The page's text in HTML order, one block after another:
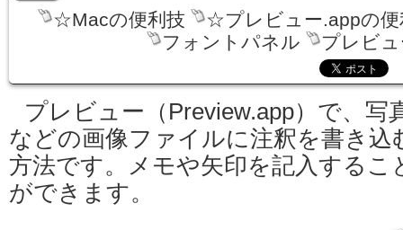
☆Macの便利技
☆プレビュー.appの便
フォントパネル
プレビ
プレビュー（Preview.app）で、写
などの画像ファイルに注釈を書き込
方法です。メモや矢印を記入するこ
ができます。